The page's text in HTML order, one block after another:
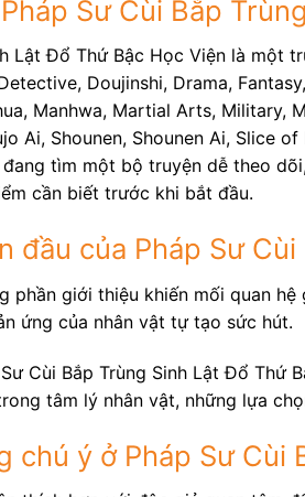
Sư Cùi Bắp
Lật Đổ Thứ Bậc Học Viện là một
Doujinshi, Drama,
Manhwa, Martial Arts, Military,
Ai, Shounen, Shounen Ai, Slice
đang tìm một bộ truyện dễ theo
cần biết trước khi bắt đầu.
đầu của Pháp Sư
phần giới thiệu khiến mối quan
ứng của nhân vật tự tạo sức hút.
Cùi Bắp Trùng Sinh Lật Đổ Thứ
tâm lý nhân vật, những lựa
chú ý ở Pháp Sư Cùi